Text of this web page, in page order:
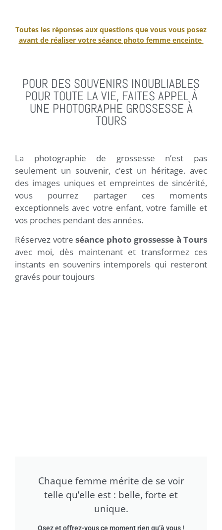
Toutes les réponses aux questions que vous vous posez
avant de réaliser votre séance photo femme enceinte
POUR DES SOUVENIRS INOUBLIABLES
POUR TOUTE LA VIE, FAITES APPEL À
UNE PHOTOGRAPHE GROSSESSE À
TOURS
La photographie de grossesse n’est pas
seulement un souvenir, c’est un héritage. avec
des images uniques et empreintes de sincérité,
vous pourrez partager ces moments
exceptionnels avec votre enfant, votre famille et
vos proches pendant des années.
Réservez votre séance photo grossesse à Tours
avec moi, dès maintenant et transformez ces
instants en souvenirs intemporels qui resteront
gravés pour toujours
Chaque femme mérite de se voir
telle qu’elle est : belle, forte et
unique.
Osez et offrez-vous ce moment rien qu’à vous !